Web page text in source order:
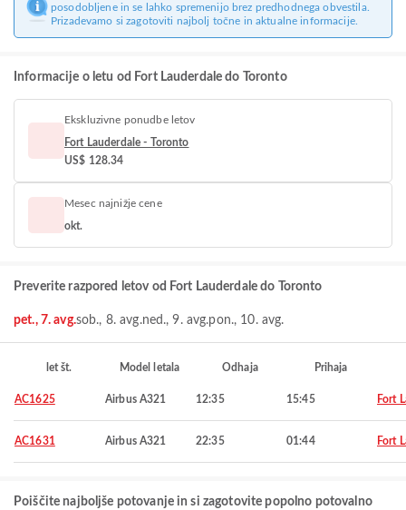
posodobljene in se lahko spremenijo brez predhodnega obvestila.
Prizadevamo si zagotoviti najbolj točne in aktualne informacije.
Informacije o letu od Fort Lauderdale do Toronto
Ekskluzivne ponudbe letov
Fort Lauderdale - Toronto
US$ 128.34
Mesec najnižje cene
okt.
Preverite razpored letov od Fort Lauderdale do Toronto
pet., 7. avg.sob., 8. avg.ned., 9. avg.pon., 10. avg.
let št. Model letala Odhaja Prihaja
AC1625 Airbus A321 12:35 15:45 Fort
AC1631 Airbus A321 22:35 01:44 Fort
Poiščite najboljše potovanje in si zagotovite popolno potovalno